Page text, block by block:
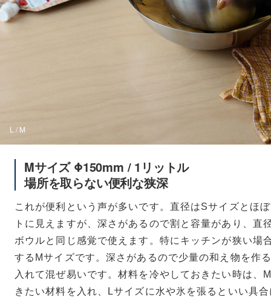
L / M
Mサイズ Φ150mm / 1リットル
場所を取らない便利な狭深
これが便利という声が多いです。直径はSサイズとほ
トに見えますが、深さがあるので割と容量があり、直
ボウルと同じ感覚で使えます。特にキッチンが狭い場
するMサイズです。深さがあるので少量の和え物を作
入れて混ぜ易いです。材料を冷やしておきたい時は、
きたい材料を入れ、Lサイズに水や氷を張るといい具